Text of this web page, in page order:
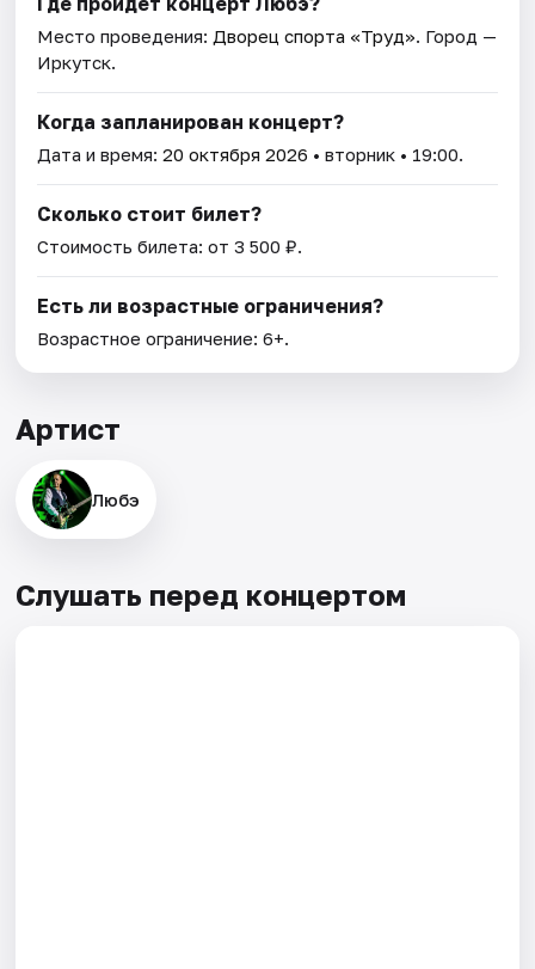
Место проведения: Дворец спорта «Труд». Город —
Иркутск.
Когда запланирован концерт?
Дата и время:20 октября 2026 • вторник • 19:00.
Сколько стоит билет?
Стоимость билета: от 3 500 ₽.
Есть ли возрастные ограничения?
Возрастное ограничение: 6+.
Артист
Любэ
Слушать перед концертом